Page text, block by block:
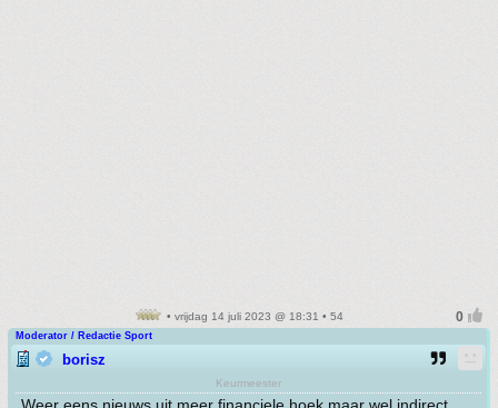
• vrijdag 14 juli 2023 @ 18:31 • 54
Moderator / Redactie Sport
borisz
Keurmeester
Weer eens nieuws uit meer financiele hoek maar wel indirect